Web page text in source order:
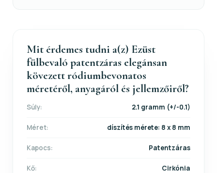
Mit érdemes tudni a(z) Ezüst
fülbevaló patentzáras elegánsan
kövezett ródiumbevonatos
méretéről, anyagáról és jellemzőiről?
Súly: 2.1 gramm (+/-0.1)
Méret: díszítés mérete: 8 x 8 mm
Kapocs: Patentzáras
Kő: Cirkónia